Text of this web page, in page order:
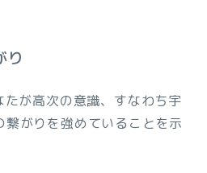
り
が高次の意識、すなわち宇
がりを強めていることを示